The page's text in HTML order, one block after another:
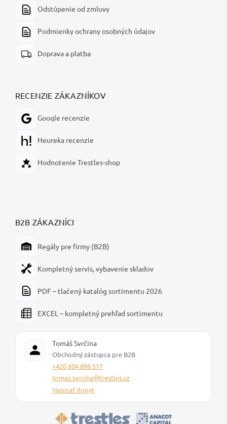
Odstúpenie od zmluvy
Podmienky ochrany osobných údajov
Doprava a platba
RECENZIE ZÁKAZNÍKOV
Google recenzie
Heureka recenzie
Hodnotenie Trestles-shop
B2B ZÁKAZNÍCI
Regály pre firmy (B2B)
Kompletný servis, vybavenie skladov
PDF – tlačený katalóg sortimentu 2026
EXCEL – kompletný prehľad sortimentu
Tomáš Svrčina
Obchodný zástupca pre B2B
+420 604 896 517
tomas.svrcina@trestles.cz
Napísať dopyt